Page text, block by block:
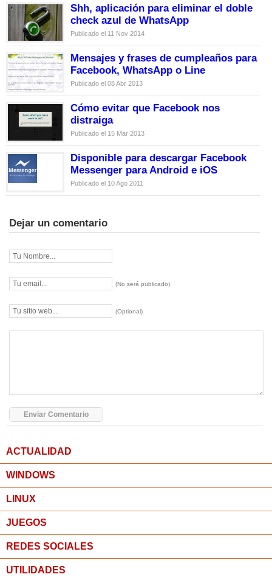
Shh, aplicación para eliminar el doble
check azul de WhatsApp
Publicado el 11 Nov 2014
Mensajes y frases de cumpleaños para
Facebook, WhatsApp o Line
Publicado el 08 Abr 2013
Cómo evitar que Facebook nos
distraiga
Publicado el 15 Mar 2013
Disponible para descargar Facebook
Messenger para Android e iOS
Publicado el 10 Ago 2011
Dejar un comentario
(No será publicado)
(Optional)
ACTUALIDAD
WINDOWS
LINUX
JUEGOS
REDES SOCIALES
UTILIDADES